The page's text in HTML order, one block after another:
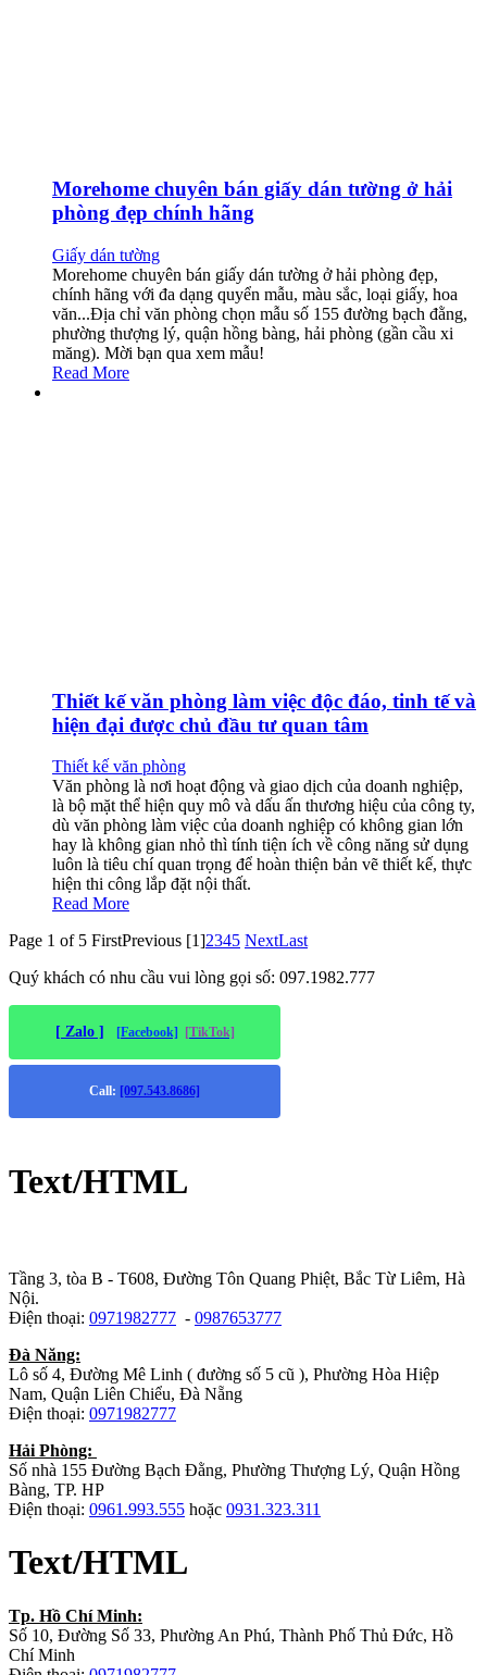
Morehome chuyên bán giấy dán tường ở hải
phòng đẹp chính hãng
Giấy dán tường
Morehome chuyên bán giấy dán tường ở hải phòng đẹp,
chính hãng với đa dạng quyển mẫu, màu sắc, loại giấy, hoa
văn...Địa chỉ văn phòng chọn mẫu số 155 đường bạch đằng,
phường thượng lý, quận hồng bàng, hải phòng (gần cầu xi
măng). Mời bạn qua xem mẫu!
Read More
Thiết kế văn phòng làm việc độc đáo, tinh tế và
hiện đại được chủ đầu tư quan tâm
Thiết kế văn phòng
Văn phòng là nơi hoạt động và giao dịch của doanh nghiệp,
là bộ mặt thể hiện quy mô và dấu ấn thương hiệu của công ty,
dù văn phòng làm việc của doanh nghiệp có không gian lớn
hay là không gian nhỏ thì tính tiện ích về công năng sử dụng
luôn là tiêu chí quan trọng để hoàn thiện bản vẽ thiết kế, thực
hiện thi công lắp đặt nội thất.
Read More
Page 1 of 5 FirstPrevious [1]2345 NextLast
Quý khách có nhu cầu vui lòng gọi số: 097.1982.777
[ Zalo ] [Facebook] [TikTok]
Call: [097.543.8686]
Text/HTML
Tầng 3, tòa B - T608, Đường Tôn Quang Phiệt, Bắc Từ Liêm, Hà
Nội.
Điện thoại: 0971982777 - 0987653777
Đà Năng:
Lô số 4, Đường Mê Linh ( đường số 5 cũ ), Phường Hòa Hiệp
Nam, Quận Liên Chiểu, Đà Nẵng
Điện thoại: 0971982777
Hải Phòng:
Số nhà 155 Đường Bạch Đằng, Phường Thượng Lý, Quận Hồng
Bàng, TP. HP
Điện thoại: 0961.993.555 hoặc 0931.323.311
Text/HTML
Tp. Hồ Chí Minh:
Số 10, Đường Số 33, Phường An Phú, Thành Phố Thủ Đức, Hồ
Chí Minh